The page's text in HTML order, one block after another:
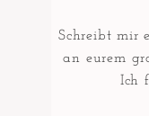
Schreibt mir
an eurem
Ich